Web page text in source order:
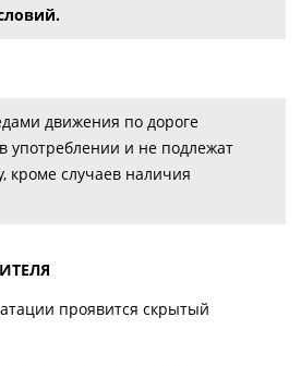
движения по дороге
и не подлежат
кроме случаев наличия
проявится скрытый